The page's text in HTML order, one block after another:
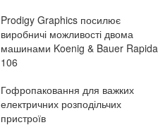
Prodigy Graphics посилює
виробничі можливості двома
машинами Koenig & Bauer Rapida
106
Гофропаковання для важких
електричних розподільчих
пристроїв